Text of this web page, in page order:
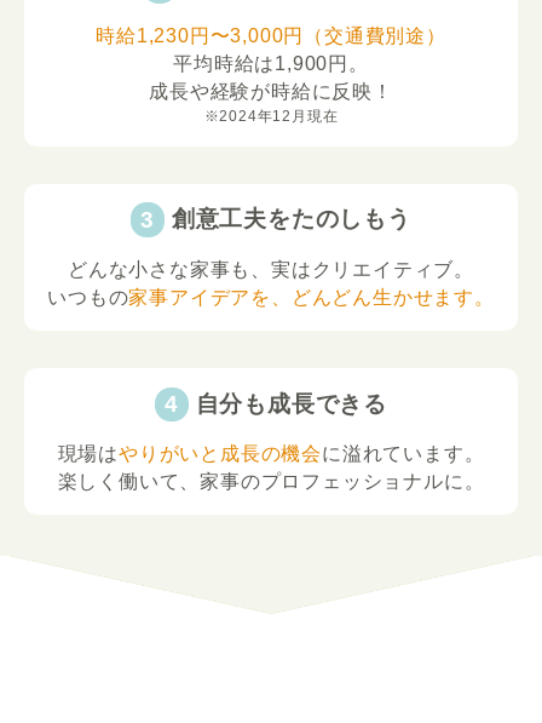
時給1,230円〜3,000円（交通費別途）
平均時給は1,900円。
成長や経験が時給に反映！
※2024年12月現在
創意工夫をたのしもう
どんな小さな家事も、実はクリエイティブ。
いつもの家事アイデアを、どんどん生かせます。
自分も成長できる
現場はやりがいと成長の機会に溢れています。
楽しく働いて、家事のプロフェッショナルに。